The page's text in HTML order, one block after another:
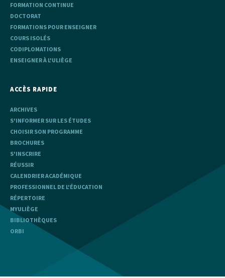
FORMATION CONTINUE
DOCTORAT
FORMATIONS POUR ENSEIGNER
COURS ISOLÉS
CODIPLOMATIONS
ENSEIGNER À L'ULIÈGE
ACCÈS RAPIDE
ARCHIVES
S'INFORMER SUR LES ÉTUDES
CHOISIR SON PROGRAMME
BROCHURES
S'INSCRIRE
RÉUSSIR
CALENDRIER ACADÉMIQUE
PROFESSIONNEL DE L'ÉDUCATION
RÉPERTOIRE
MYULIÈGE
BIBLIOTHÈQUES
ORBI